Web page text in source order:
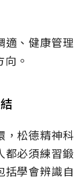
適、健康管理
。
，松德精神科
都必須練習鍛
括學會辨識自